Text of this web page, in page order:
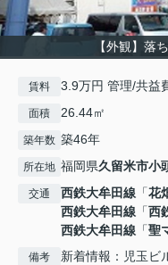
【外観】落
賃料 3.9万円 管理/共益
面積 26.44㎡
築年数 築46年
所在地 福岡県久留米市小
交通 西鉄大牟田線 「花
西鉄大牟田線 「西
西鉄大牟田線 「聖
備考
新着情報：児玉ビ